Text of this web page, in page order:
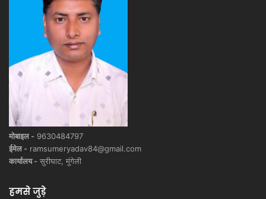
मोबाइल - 9630484797
ईमेल - ramsumeryadav84@gmail.com
कार्यालय - सुरीघाट, मुंगेली
हमसे जुड़े